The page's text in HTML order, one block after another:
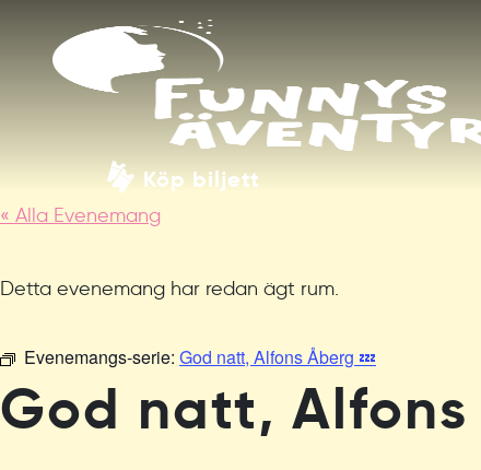
Köp biljett
« Alla Evenemang
Detta evenemang har redan ägt rum.
Evenemangs-serie: God natt, Alfons Åberg 💤
God natt, Alfons